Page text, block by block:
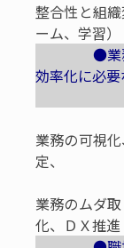
整合性と組
ーム、学習）
●業
効率化に必要
業務の可視
定、
業務のムダ
化、ＤＸ推進